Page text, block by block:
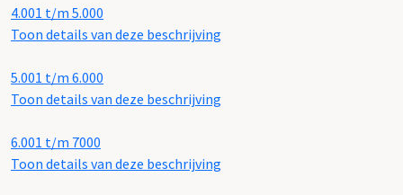
4.001 t/m 5.000
Toon details van deze beschrijving
5.001 t/m 6.000
Toon details van deze beschrijving
6.001 t/m 7000
Toon details van deze beschrijving